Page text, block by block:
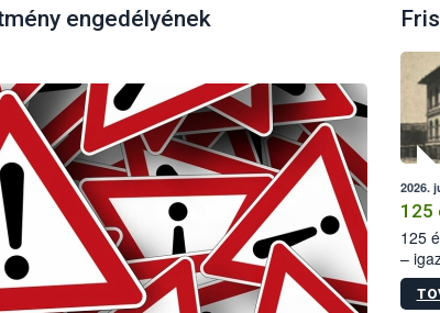
engedélyének
2026.
125
125
–
15.